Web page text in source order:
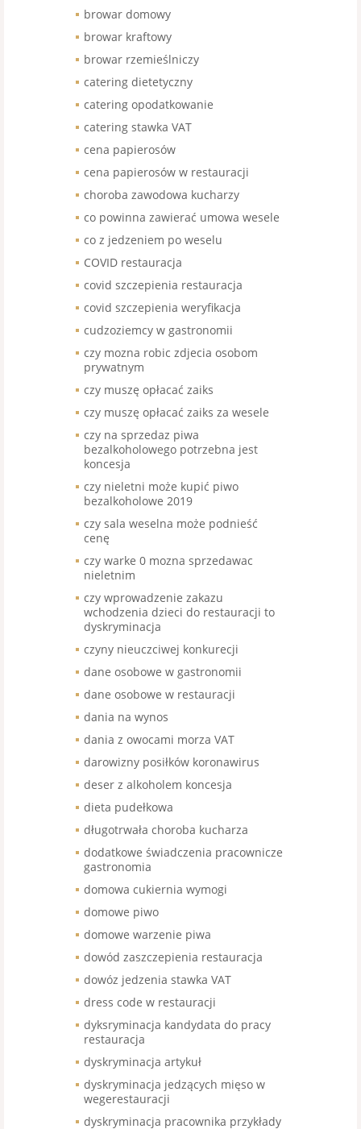
browar domowy
browar kraftowy
browar rzemieślniczy
catering dietetyczny
catering opodatkowanie
catering stawka VAT
cena papierosów
cena papierosów w restauracji
choroba zawodowa kucharzy
co powinna zawierać umowa wesele
co z jedzeniem po weselu
COVID restauracja
covid szczepienia restauracja
covid szczepienia weryfikacja
cudzoziemcy w gastronomii
czy mozna robic zdjecia osobom
prywatnym
czy muszę opłacać zaiks
czy muszę opłacać zaiks za wesele
czy na sprzedaz piwa
bezalkoholowego potrzebna jest
koncesja
czy nieletni może kupić piwo
bezalkoholowe 2019
czy sala weselna może podnieść
cenę
czy warke 0 mozna sprzedawac
nieletnim
czy wprowadzenie zakazu
wchodzenia dzieci do restauracji to
dyskryminacja
czyny nieuczciwej konkurecji
dane osobowe w gastronomii
dane osobowe w restauracji
dania na wynos
dania z owocami morza VAT
darowizny posiłków koronawirus
deser z alkoholem koncesja
dieta pudełkowa
długotrwała choroba kucharza
dodatkowe świadczenia pracownicze
gastronomia
domowa cukiernia wymogi
domowe piwo
domowe warzenie piwa
dowód zaszczepienia restauracja
dowóz jedzenia stawka VAT
dress code w restauracji
dyksryminacja kandydata do pracy
restauracja
dyskryminacja artykuł
dyskryminacja jedzących mięso w
wegerestauracji
dyskryminacja pracownika przykłady